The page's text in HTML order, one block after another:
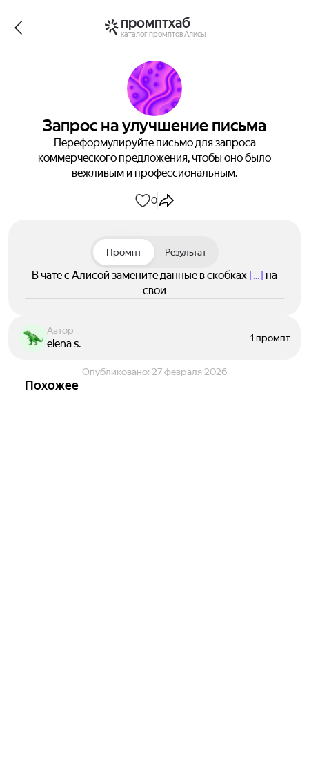
промптхаб
каталог промптов Алисы
Запрос на улучшение письма
Переформулируйте письмо для запроса
коммерческого предложения, чтобы оно было
вежливым и профессиональным.
0
Промпт Результат
В чате с Алисой замените данные в скобках [...] на
свои
Автор
elena s. 1 промпт
Опубликовано: 27 февраля 2026
Похожее